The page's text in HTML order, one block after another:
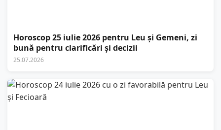
Horoscop 25 iulie 2026 pentru Leu și Gemeni, zi
bună pentru clarificări și decizii
25.07.2026